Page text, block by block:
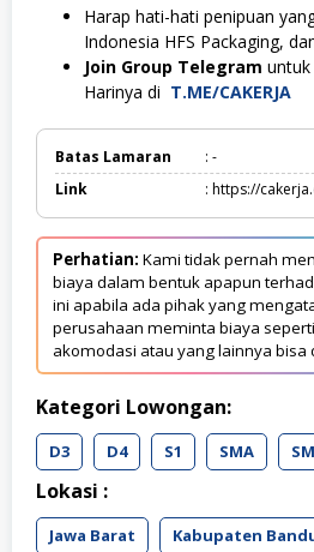
Harap hati-hati penipuan
Indonesia HFS Packaging,
Join Group Telegram
Harinya di T.ME/CAKERJA
Batas Lamaran
: -
Link
: https://
Perhatian: Kami tidak pernah
biaya dalam bentuk apapun
ini apabila ada pihak yang
perusahaan meminta biaya
akomodasi atau yang lainnya bisa
Kategori Lowongan:
D3 D4 S1 SMA
Lokasi :
Jawa Barat Kabupaten